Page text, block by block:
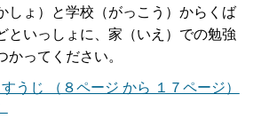
ょ）と学校（がっこう）からくば
といっしょに、家（いえ）での勉強
かってください。
うじ （８ページ から １７ページ）